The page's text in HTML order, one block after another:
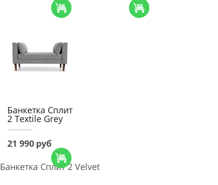
Банкетка Сплит
2 Textile Grey
21 990 руб
Банкетка Сплит 2 Velvet